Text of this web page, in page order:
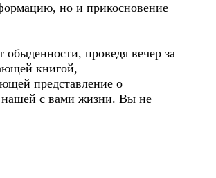
но и прикосновение
обыденности, проведя вечер за
книгой,
представление о
с вами жизни. Вы не